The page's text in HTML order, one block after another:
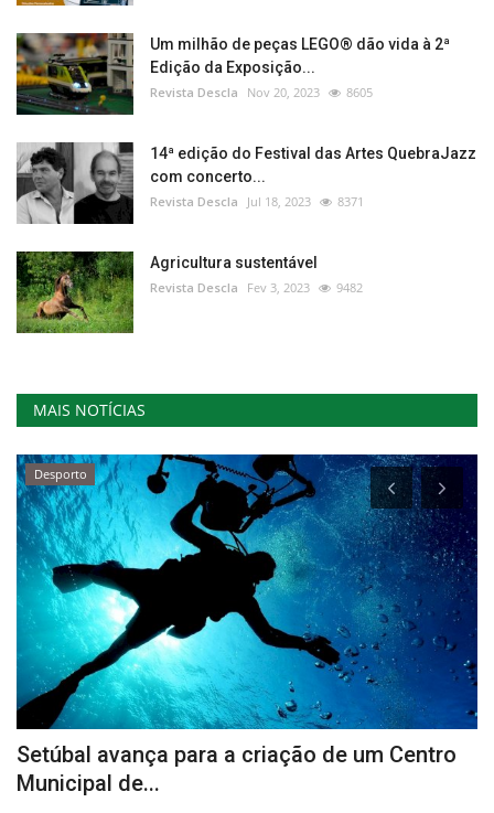
Um milhão de peças LEGO® dão vida à 2ª
Edição da Exposição...
Revista Descla Nov 20, 2023 8605
14ª edição do Festival das Artes QuebraJazz
com concerto...
Revista Descla Jul 18, 2023 8371
Agricultura sustentável
Revista Descla Fev 3, 2023 9482
MAIS NOTÍCIAS
Desporto
Setúbal avança para a criação de um Centro
Municipal de...